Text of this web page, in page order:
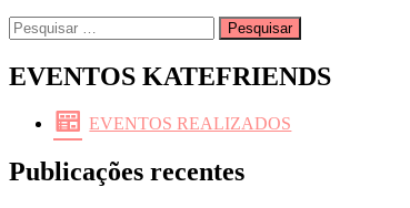
Pesquisar
por:
EVENTOS KATEFRIENDS
EVENTOS REALIZADOS
Publicações recentes